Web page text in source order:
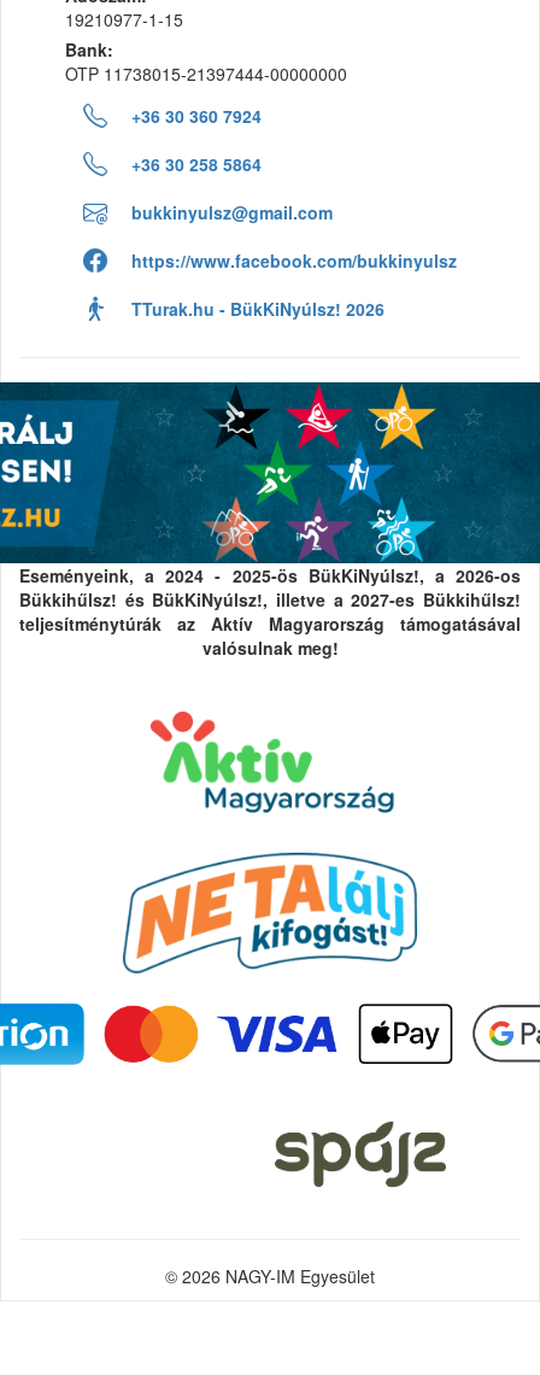
19210977-1-15
Bank:
OTP 11738015-21397444-00000000
+36 30 360 7924
+36 30 258 5864
bukkinyulsz@gmail.com
https://www.facebook.com/bukkinyulsz
TTurak.hu - BükKiNyúlsz! 2026
Eseményeink, a 2024 - 2025-ös BükKiNyúlsz!, a 2026-os
Bükkihűlsz! és BükKiNyúlsz!, illetve a 2027-es Bükkihűlsz!
teljesítménytúrák az Aktív Magyarország támogatásával
valósulnak meg!
© 2026 NAGY-IM Egyesület